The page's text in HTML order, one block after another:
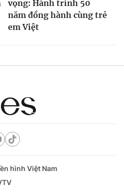
vọng: Hành trình 50
năm đồng hành cùng trẻ
em Việt
hình Việt Nam